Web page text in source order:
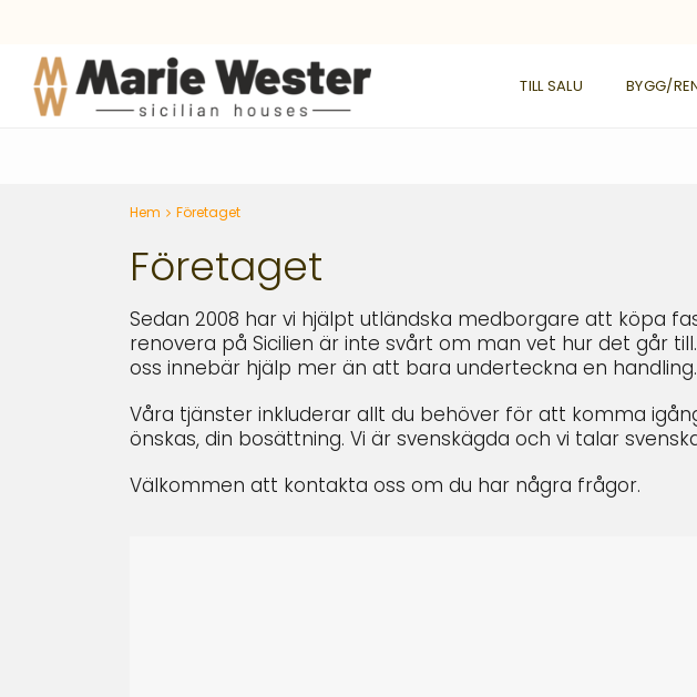
TILL SALU BYGG/
Hem Företaget
Företaget
Sedan 2008 har vi hjälpt utländska medborgare att köpa
renovera på Sicilien är inte svårt om man vet hur det går
oss innebär hjälp mer än att bara underteckna en handling.
Våra tjänster inkluderar allt du behöver för att komma
önskas, din bosättning. Vi är svenskägda och vi talar
Välkommen att kontakta oss om du har några frågor.